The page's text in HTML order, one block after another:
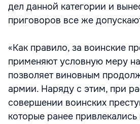
дел данной категории и
приговоров все же
«Как правило, за воинские
применяют условную меру
позволяет виновным
армии. Наряду с этим, при
совершении воинских
которые ранее привлекались